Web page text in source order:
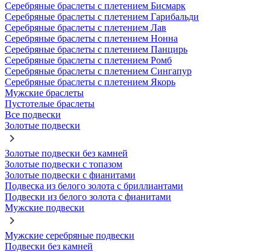
Серебряные браслеты с плетением Бисмарк
Серебряные браслеты с плетением Гарибальди
Серебряные браслеты с плетением Лав
Серебряные браслеты с плетением Нонна
Серебряные браслеты с плетением Панцирь
Серебряные браслеты с плетением Ромб
Серебряные браслеты с плетением Сингапур
Серебряные браслеты с плетением Якорь
Мужские браслеты
Пустотелые браслеты
Все подвески
Золотые подвески
Золотые подвески без камней
Золотые подвески с топазом
Золотые подвески с фианитами
Подвеска из белого золота с бриллиантами
Подвески из белого золота с фианитами
Мужские подвески
Мужские серебряные подвески
Подвески без камней